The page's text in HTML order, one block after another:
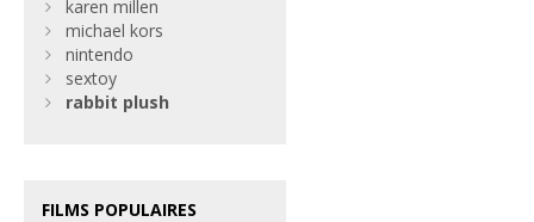
karen millen
michael kors
nintendo
sextoy
rabbit plush
FILMS POPULAIRES